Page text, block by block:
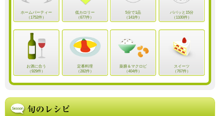
ホームパーティー
（1752件）
低カロリー
（677件）
5分で1品
（141件）
パパッと15分
（1100件）
お酒に合う
（929件）
定番料理
（282件）
薬膳＆マクロビ
（404件）
スイーツ
（767件）